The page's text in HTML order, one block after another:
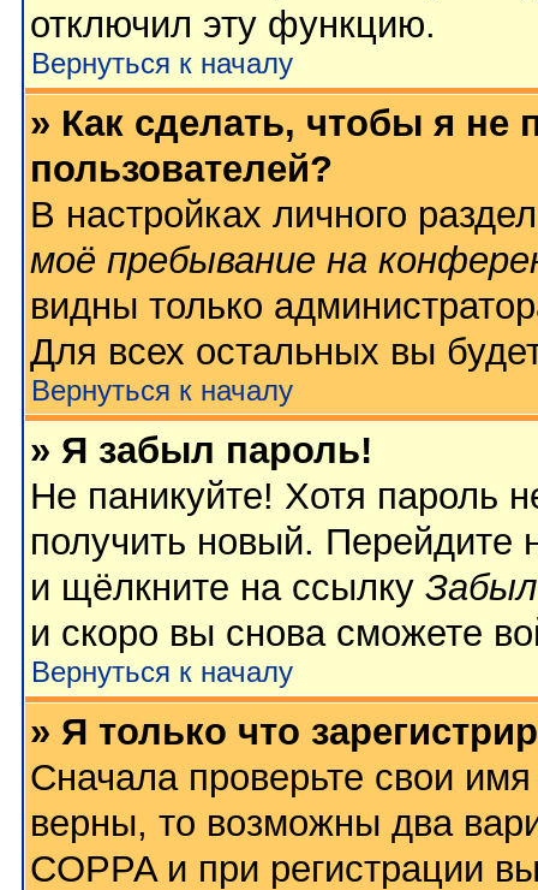
отключил эту функцию.
Вернуться к началу
» Как сделать, чтобы я не
пользователей?
В настройках личного
моё пребывание на
видны только
Для всех остальных вы
Вернуться к началу
» Я забыл пароль!
Не паникуйте! Хотя пароль
получить новый. Перейдите
и щёлкните на ссылку
и скоро вы снова сможете
Вернуться к началу
» Я только что
Сначала проверьте свои
верны, то возможны два
COPPA и при регистрации